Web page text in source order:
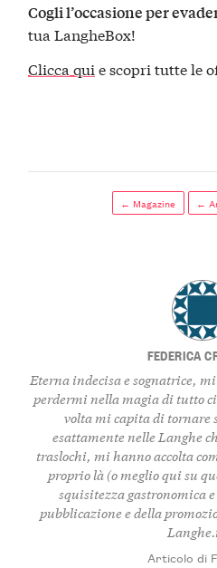
Cogli l’occasione per
tua LangheBox!
Clicca qui e scopri tutte le
← Magazine ←
FEDERICA
Eterna indecisa e sognatrice,
perdermi nella magia di tutto
volta mi capita di tornare
esattamente nelle Langhe
traslochi, mi hanno accolta
proprio là (o meglio qui su
squisitezza gastronomica
pubblicazione e della
Articolo di